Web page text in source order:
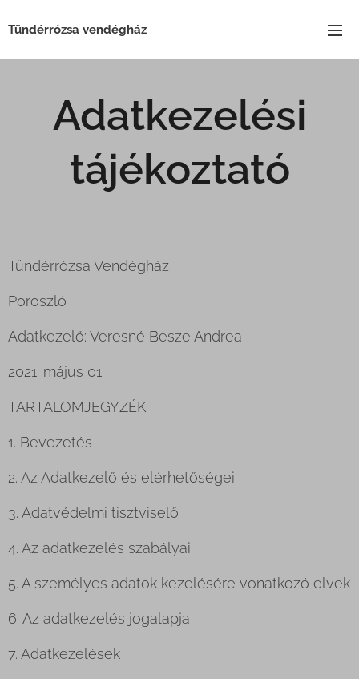
Tündérrózsa vendégház
Adatkezelési
tájékoztató
Tündérrózsa Vendégház
Poroszló
Adatkezelő: Veresné Besze Andrea
2021. május 01.
TARTALOMJEGYZÉK
1. Bevezetés
2. Az Adatkezelő és elérhetőségei
3. Adatvédelmi tisztviselő
4. Az adatkezelés szabályai
5. A személyes adatok kezelésére vonatkozó elvek
6. Az adatkezelés jogalapja
7. Adatkezelések